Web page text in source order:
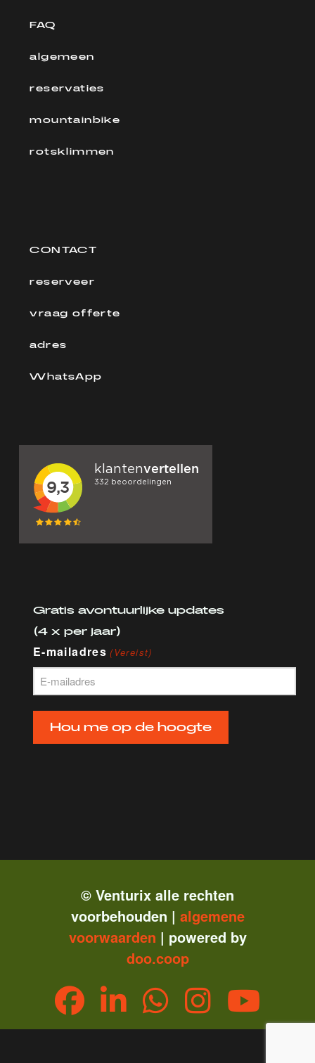
FAQ
algemeen
reservaties
mountainbike
rotsklimmen
CONTACT
reserveer
vraag offerte
adres
WhatsApp
Gratis avontuurlijke updates
(4 x per jaar)
E-mailadres (Vereist)
Hou me op de hoogte
© Venturix alle rechten
voorbehouden | algemene
voorwaarden | powered by
doo.coop